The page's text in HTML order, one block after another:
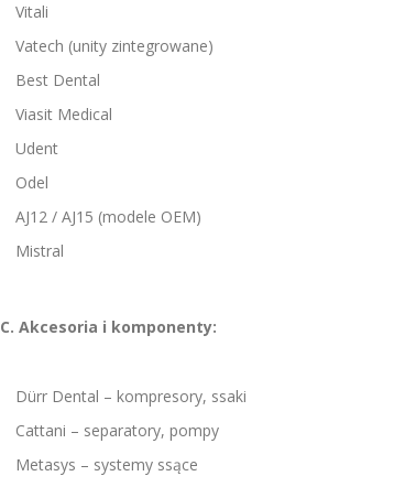
Vitali
Vatech (unity zintegrowane)
Best Dental
Viasit Medical
Udent
Odel
AJ12 / AJ15 (modele OEM)
Mistral
C. Akcesoria i komponenty:
Dürr Dental – kompresory, ssaki
Cattani – separatory, pompy
Metasys – systemy ssące